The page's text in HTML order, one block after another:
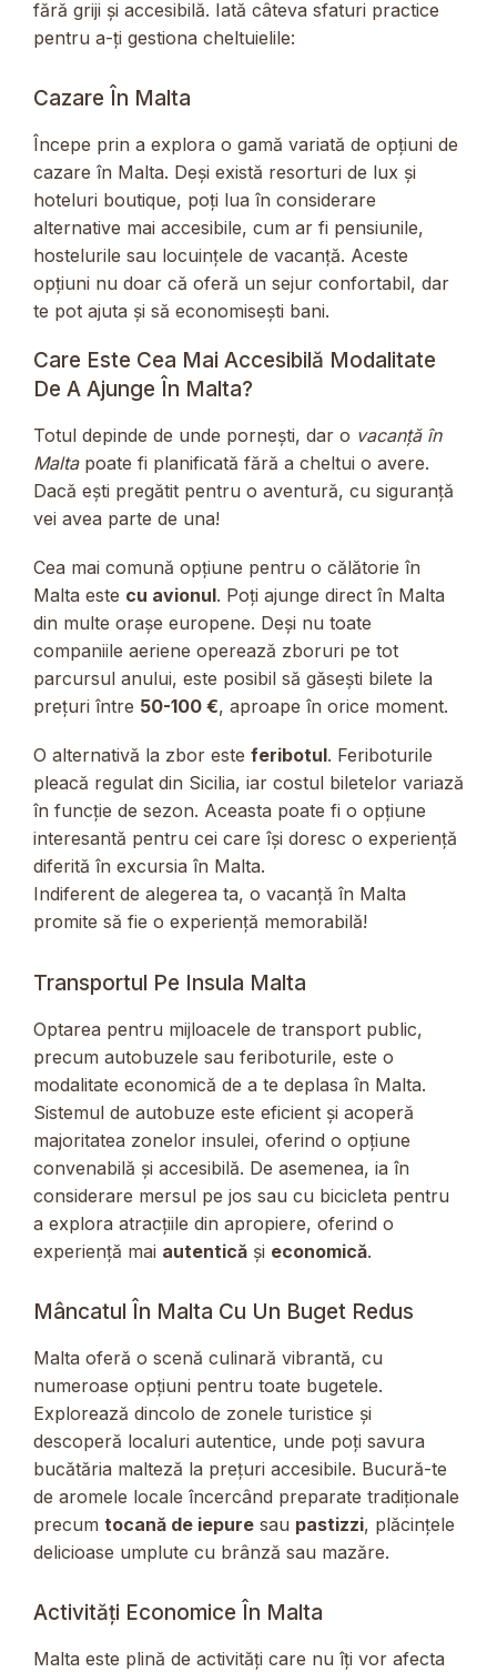
fără griji și accesibilă. Iată câteva sfaturi practice
pentru a-ți gestiona cheltuielile:
Cazare În Malta
Începe prin a explora o gamă variată de opțiuni de
cazare în Malta. Deși există resorturi de lux și
hoteluri boutique, poți lua în considerare
alternative mai accesibile, cum ar fi pensiunile,
hostelurile sau locuințele de vacanță. Aceste
opțiuni nu doar că oferă un sejur confortabil, dar
te pot ajuta și să economisești bani.
Care Este Cea Mai Accesibilă Modalitate
De A Ajunge În Malta?
Totul depinde de unde pornești, dar o vacanță în
Maltapoate fi planificată fără a cheltui o avere.
Dacă ești pregătit pentru o aventură, cu siguranță
vei avea parte de una!
Cea mai comună opțiune pentru o călătorie în
Malta este cu avionul. Poți ajunge direct în Malta
din multe orașe europene. Deși nu toate
companiile aeriene operează zboruri pe tot
parcursul anului, este posibil să găsești bilete la
prețuri între 50-100 €, aproape în orice moment.
O alternativă la zbor este feribotul. Feriboturile
pleacă regulat din Sicilia, iar costul biletelor variază
în funcție de sezon. Aceasta poate fi o opțiune
interesantă pentru cei care își doresc o experiență
diferită în excursia în Malta.
Indiferent de alegerea ta, o vacanță în Malta
promite să fie o experiență memorabilă!
Transportul Pe Insula Malta
Optarea pentru mijloacele de transport public,
precum autobuzele sau feriboturile, este o
modalitate economică de a te deplasa în Malta.
Sistemul de autobuze este eficient și acoperă
majoritatea zonelor insulei, oferind o opțiune
convenabilă și accesibilă. De asemenea, ia în
considerare mersul pe jos sau cu bicicleta pentru
a explora atracțiile din apropiere, oferind o
experiență mai autentică și economică.
Mâncatul În Malta Cu Un Buget Redus
Malta oferă o scenă culinară vibrantă, cu
numeroase opțiuni pentru toate bugetele.
Explorează dincolo de zonele turistice și
descoperă localuri autentice, unde poți savura
bucătăria malteză la prețuri accesibile. Bucură-te
de aromele locale încercând preparate tradiționale
precum tocană de iepure sau pastizzi, plăcințele
delicioase umplute cu brânză sau mazăre.
Activități Economice În Malta
Malta este plină de activități care nu îți vor afecta